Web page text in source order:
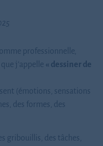
professionnelle,
j’appelle « dessiner de
(émotions, sensations
des formes, des
gribouillis, des tâches,